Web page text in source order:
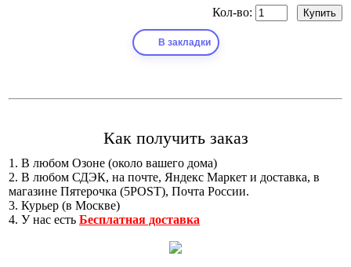
Кол-во:
В закладки
Как получить заказ
1. В любом Озоне (около вашего дома)
2. В любом СДЭК, на почте, Яндекс Маркет и доставка, в
магазине Пятерочка (5POST), Почта России.
3. Курьер (в Москве)
4. У нас есть Бесплатная доставка